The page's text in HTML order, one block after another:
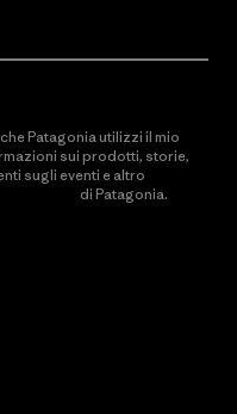
Patagonia utilizzi il mio
sui prodotti, storie,
sugli eventi e altro
di Patagonia.